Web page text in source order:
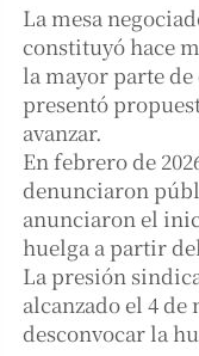
La mesa
constituyó hace
la mayor parte
presentó
avanzar.
En febrero de
denunciaron
anunciaron el
huelga a partir
La presión
alcanzado el 4
desconvocar la